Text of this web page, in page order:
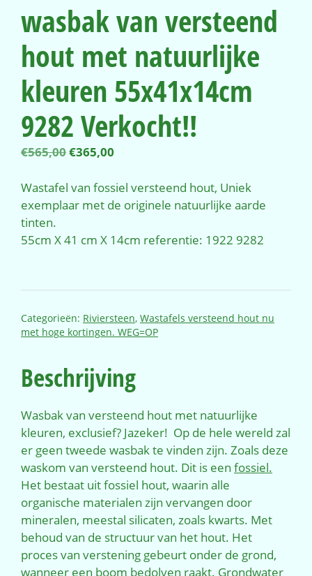
wasbak van versteend
hout met natuurlijke
kleuren 55x41x14cm
9282 Verkocht!!
€565,00Oorspronkelijke
was:
€565,00.
€365,00
is:
€365,00.
Wastafel van fossiel versteend hout, Uniek
exemplaar met de originele natuurlijke aarde
tinten.
55cm X 41 cm X 14cm referentie: 1922 9282
Categorieën: Riviersteen, Wastafels versteend hout nu
met hoge kortingen. WEG=OP
Beschrijving
Wasbak van versteend hout met natuurlijke
kleuren, exclusief? Jazeker! Op de hele wereld zal
er geen tweede wasbak te vinden zijn. Zoals deze
waskom van versteend hout. Dit is een fossiel.
Het bestaat uit fossiel hout, waarin alle
organische materialen zijn vervangen door
mineralen, meestal silicaten, zoals kwarts. Met
behoud van de structuur van het hout. Het
proces van verstening gebeurt onder de grond,
wanneer een boom bedolven raakt. Grondwater